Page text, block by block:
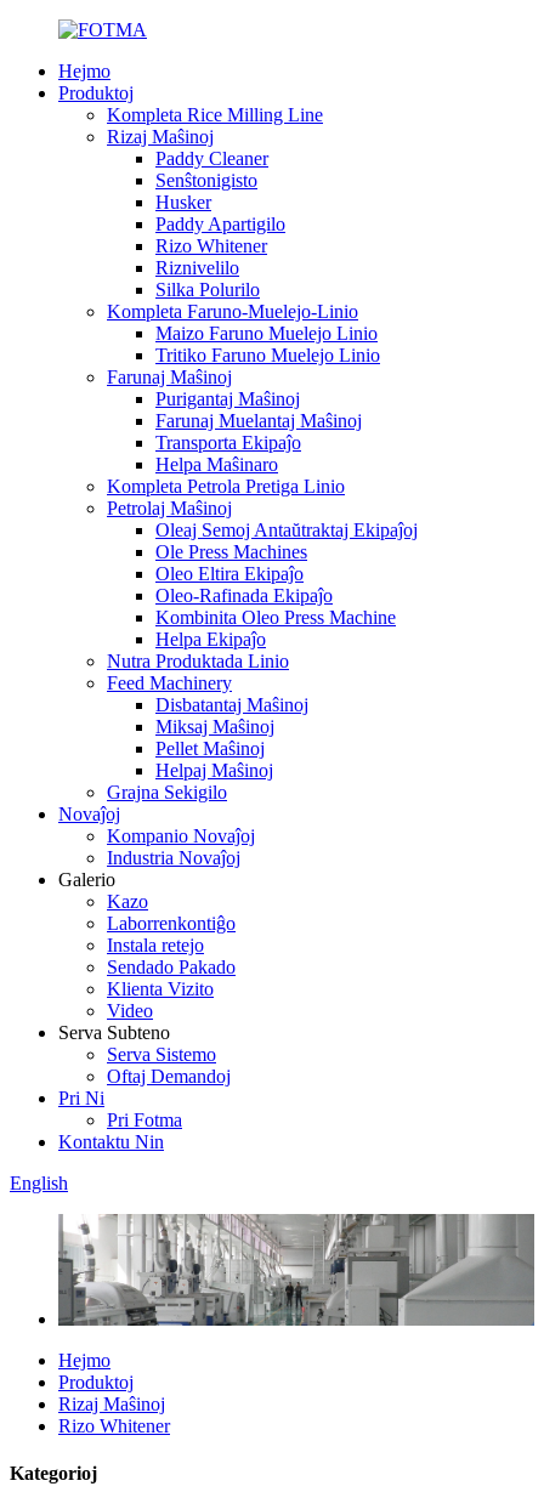
Hejmo
Produktoj
Kompleta Rice Milling Line
Rizaj Maŝinoj
Paddy Cleaner
Senŝtonigisto
Husker
Paddy Apartigilo
Rizo Whitener
Riznivelilo
Silka Polurilo
Kompleta Faruno-Muelejo-Linio
Maizo Faruno Muelejo Linio
Tritiko Faruno Muelejo Linio
Farunaj Maŝinoj
Purigantaj Maŝinoj
Farunaj Muelantaj Maŝinoj
Transporta Ekipaĵo
Helpa Maŝinaro
Kompleta Petrola Pretiga Linio
Petrolaj Maŝinoj
Oleaj Semoj Antaŭtraktaj Ekipaĵoj
Ole Press Machines
Oleo Eltira Ekipaĵo
Oleo-Rafinada Ekipaĵo
Kombinita Oleo Press Machine
Helpa Ekipaĵo
Nutra Produktada Linio
Feed Machinery
Disbatantaj Maŝinoj
Miksaj Maŝinoj
Pellet Maŝinoj
Helpaj Maŝinoj
Grajna Sekigilo
Novaĵoj
Kompanio Novaĵoj
Industria Novaĵoj
Galerio
Kazo
Laborrenkontiĝo
Instala retejo
Sendado Pakado
Klienta Vizito
Video
Serva Subteno
Serva Sistemo
Oftaj Demandoj
Pri Ni
Pri Fotma
Kontaktu Nin
English
Hejmo
Produktoj
Rizaj Maŝinoj
Rizo Whitener
Kategorioj